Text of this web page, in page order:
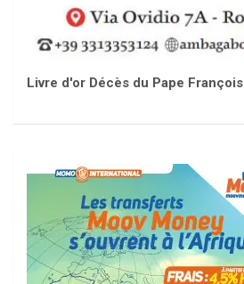
Livre d'or Décès du Pape François